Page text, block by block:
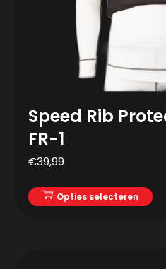
Speed Rib
FR-1
€39,99
Opties selecteren